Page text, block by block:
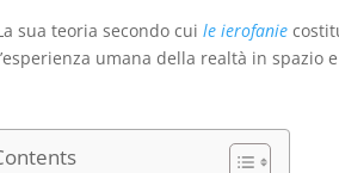
sua teoria secondo cui le ierofanie
umana della realtà in spazio